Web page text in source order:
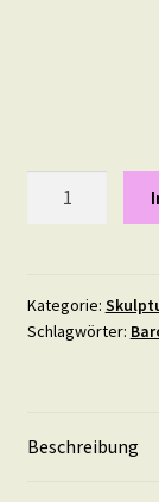
Pilaster,
Dekosäule,
Kategorie:
Schlagwörter:
Beschreibung